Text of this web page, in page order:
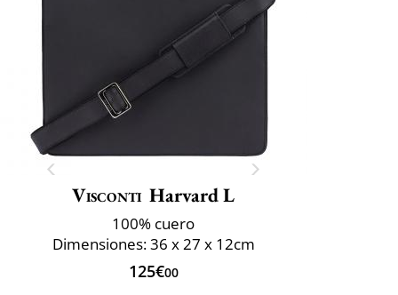
Visconti Harvard L
100% cuero
Dimensiones: 36 x 27 x 12cm
125€00